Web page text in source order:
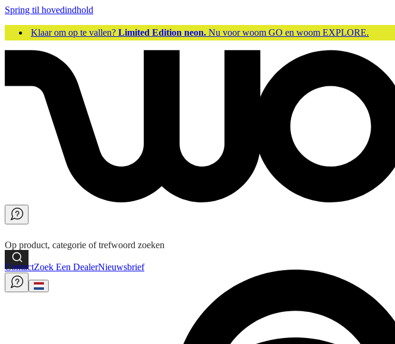
Spring til hovedindhold
Klaar om op te vallen? Limited Edition neon. Nu voor woom GO en woom EXPLORE.
Op product, categorie of trefwoord zoeken
ContactZoek Een DealerNieuwsbrief